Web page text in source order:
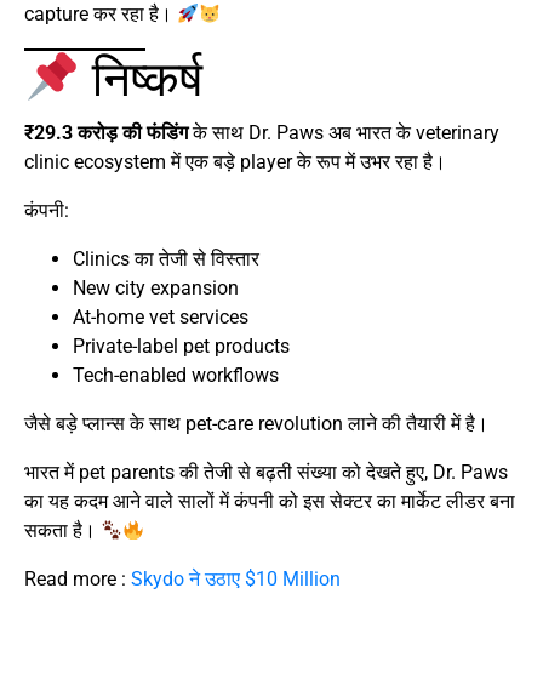
capture कर रहा है।
निष्कर्ष
₹29.3 करोड़ की फंडिंगके साथ Dr. Paws अब भारत के veterinary
clinic ecosystem में एक बड़े player के रूप में उभर रहा है।
कंपनी:
Clinics का तेजी से विस्तार
New city expansion
At-home vet services
Private-label pet products
Tech-enabled workflows
जैसे बड़े प्लान्स के साथ pet-care revolution लाने की तैयारी में है।
भारत में pet parents की तेजी से बढ़ती संख्या को देखते हुए, Dr. Paws
का यह कदम आने वाले सालों में कंपनी को इस सेक्टर का मार्केट लीडर बना
सकता है।
Read more : Skydo ने उठाए $10 Million